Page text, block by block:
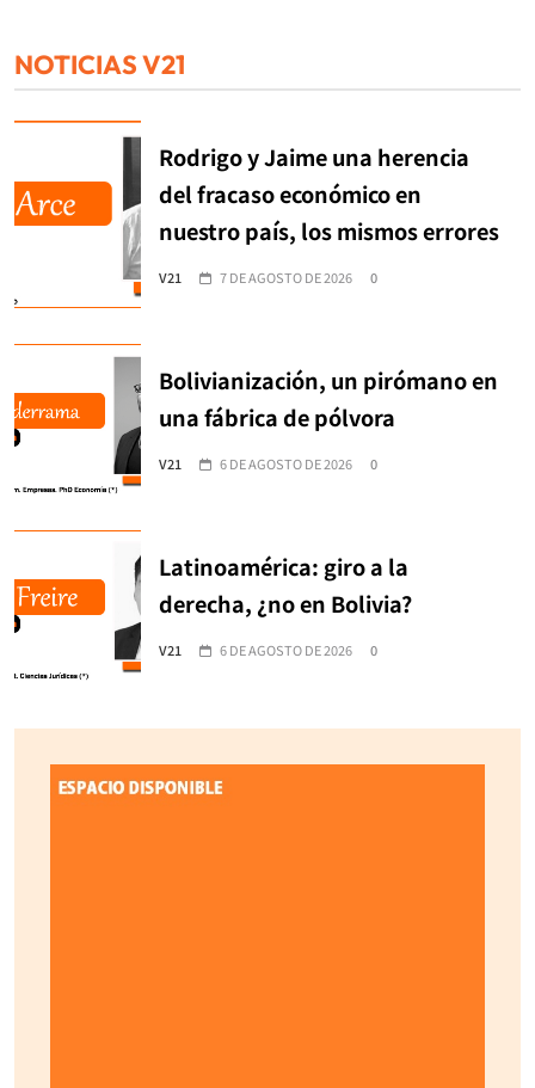
NOTICIAS V21
Rodrigo y Jaime una herencia
del fracaso económico en
nuestro país, los mismos errores
V21 7 DE AGOSTO DE 2026 0
Bolivianización, un pirómano en
una fábrica de pólvora
V21 6 DE AGOSTO DE 2026 0
Latinoamérica: giro a la
derecha, ¿no en Bolivia?
V21 6 DE AGOSTO DE 2026 0